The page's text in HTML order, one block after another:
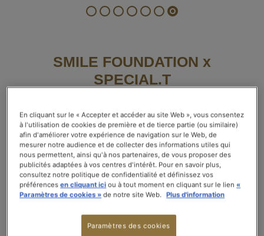
SMILE FOUNDATION x
SPECIAL.T
DARJEELING, RÉGION FAITIÈRE DU
THÉ
Depuis 2019, SPECIAL.T collabore avec l’association SMILE sur des
projets d’éducation dans le Darjeeling afin de soutenir les
communautés cultivant notre thé.
mondialement connue pour la qualité de son thé noir. Avec plus de 80
jardins, c’est toute l’économie locale qui est centrée autour du thé.
En cliquant sur le « Accepter et accéder au site Web », vous consentez
à l'utilisation de cookies de première et de tierce partie (ou similaire)
afin d'améliorer votre expérience de navigation sur le Web, de
mesurer notre audience et de collecter des informations utiles qui
nous permettent, ainsi qu'à nos partenaires, de vous proposer des
publicités adaptées à vos centres d'intérêt. Pour en savoir plus,
consultez notre politique de confidentialité et définissez vos
préférencesen cliquant ici ou à tout moment en cliquant sur le lien«
Paramètres de cookies » de notre site Web. Plus d'information
Paramètres des cookies